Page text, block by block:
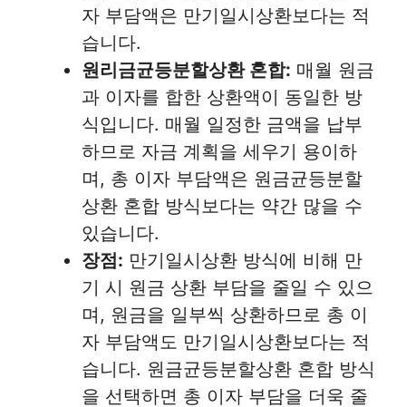
자 부담액은 만기일시상환보다는 적
습니다.
원리금균등분할상환 혼합: 매월 원금
과 이자를 합한 상환액이 동일한 방
식입니다. 매월 일정한 금액을 납부
하므로 자금 계획을 세우기 용이하
며, 총 이자 부담액은 원금균등분할
상환 혼합 방식보다는 약간 많을 수
있습니다.
장점: 만기일시상환 방식에 비해 만
기 시 원금 상환 부담을 줄일 수 있으
며, 원금을 일부씩 상환하므로 총 이
자 부담액도 만기일시상환보다는 적
습니다. 원금균등분할상환 혼합 방식
을 선택하면 총 이자 부담을 더욱 줄